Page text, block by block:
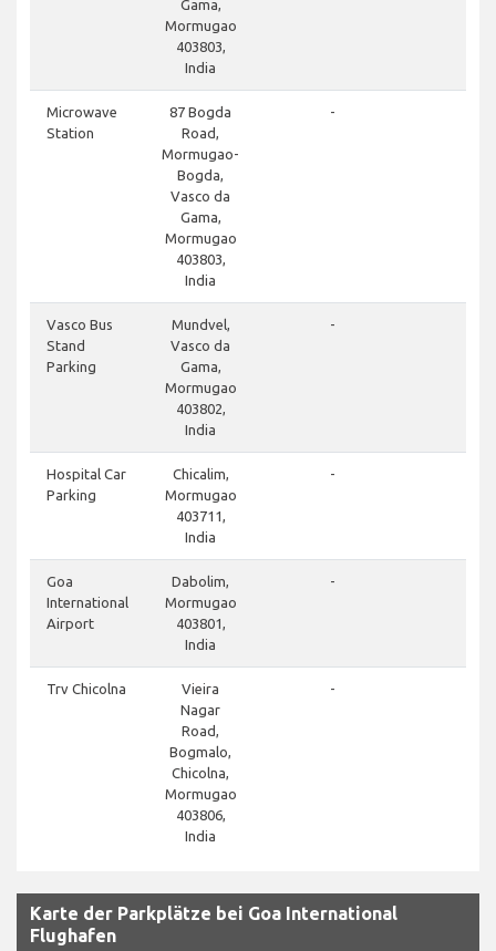
Gama,
Mormugao
403803,
India
Microwave
Station
87 Bogda
Road,
Mormugao-
Bogda,
Vasco da
Gama,
Mormugao
403803,
India
-
Vasco Bus
Stand
Parking
Mundvel,
Vasco da
Gama,
Mormugao
403802,
India
-
Hospital Car
Parking
Chicalim,
Mormugao
403711,
India
-
Goa
International
Airport
Dabolim,
Mormugao
403801,
India
-
Trv Chicolna
Vieira
Nagar
Road,
Bogmalo,
Chicolna,
Mormugao
403806,
India
-
Karte der Parkplätze bei Goa International
Flughafen